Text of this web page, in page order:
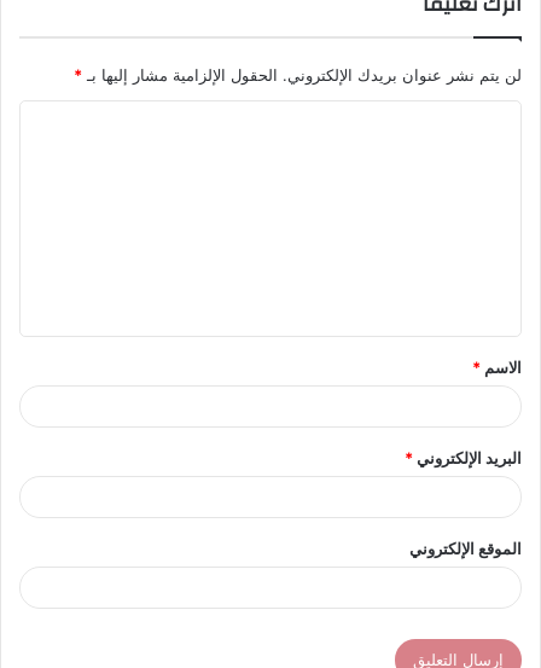
لن يتم نشر عنوان بريدك الإلكتروني. الحقول الإلزامية مشار إليها بـ*
ق
*
الاسم *
البريد الإلكتروني*
الموقع الإلكتروني